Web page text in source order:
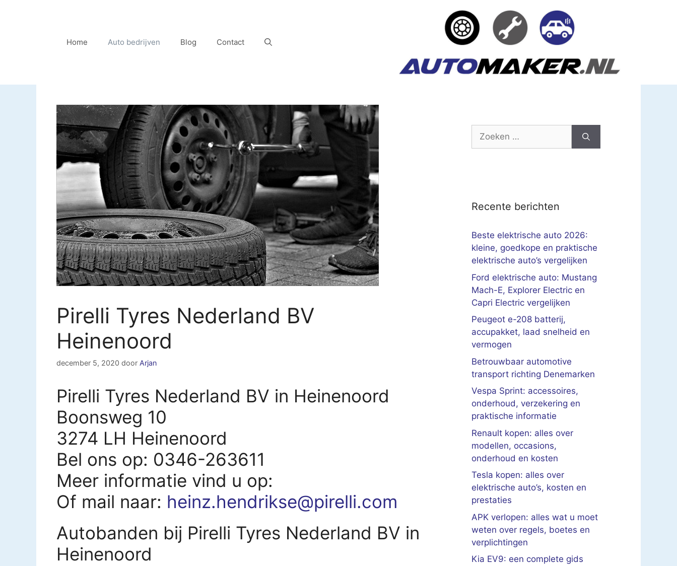
Home Auto bedrijven Blog Contact
Pirelli Tyres Nederland BV
Heinenoord
december 5, 2020 door Arjan
Pirelli Tyres Nederland BV in Heinenoord
Boonsweg 10
3274 LH Heinenoord
Bel ons op: 0346-263611
Meer informatie vind u op:
Of mail naar: heinz.hendrikse@pirelli.com
Autobanden bij Pirelli Tyres Nederland BV in
Heinenoord
Zoek
Recente berichten
Beste elektrische auto 2026:
kleine, goedkope en praktische
elektrische auto’s vergelijken
Ford elektrische auto: Mustang
Mach-E, Explorer Electric en
Capri Electric vergelijken
Peugeot e-208 batterij,
accupakket, laad snelheid en
vermogen
Betrouwbaar automotive
transport richting Denemarken
Vespa Sprint: accessoires,
onderhoud, verzekering en
praktische informatie
Renault kopen: alles over
modellen, occasions,
onderhoud en kosten
Tesla kopen: alles over
elektrische auto’s, kosten en
prestaties
APK verlopen: alles wat u moet
weten over regels, boetes en
verplichtingen
Kia EV9: een complete gids